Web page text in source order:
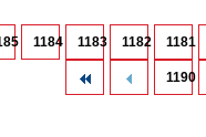
1181
1182
1183
1184
1190